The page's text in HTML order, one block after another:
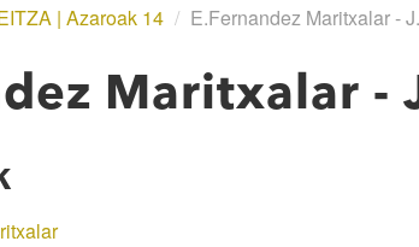
| Azaroak 14 / E.Fernandez Maritxalar -
Maritxalar -